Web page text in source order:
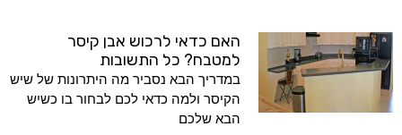
האם כדאי לרכוש אבן קיסר
למטבח? כל התשובות
במדריך הבא נסביר מה היתרונות של שיש
הקיסר ולמה כדאי לכם לבחור בו כשיש
הבא שלכם